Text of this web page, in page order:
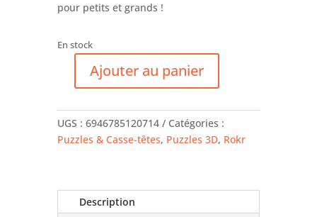
pour petits et grands !
En stock
quantité
Drakkar
Dragon
-
Ajouter au panier
UGS : 6946785120714
Catégories :
Puzzles & Casse-têtes, Puzzles 3D, Rokr
Description